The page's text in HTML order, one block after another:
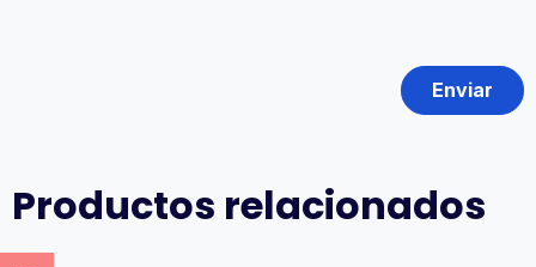
Productos relacionados